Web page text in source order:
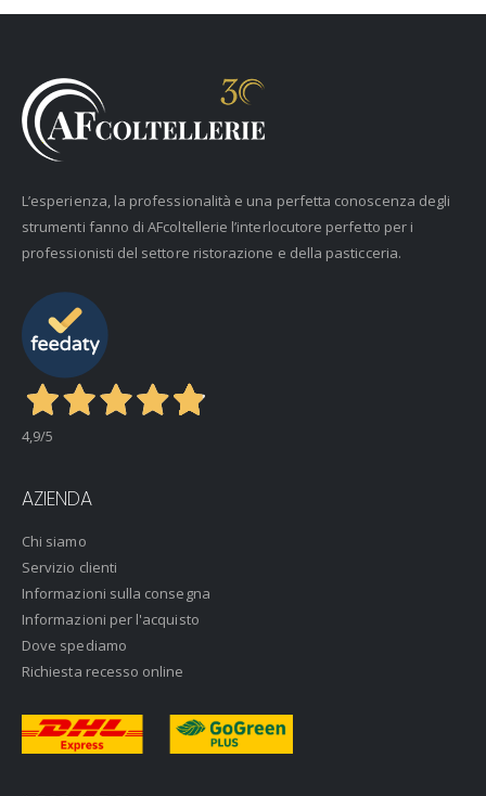
L’esperienza, la professionalità e una perfetta conoscenza degli
strumenti fanno di AFcoltellerie l’interlocutore perfetto per i
professionisti del settore ristorazione e della pasticceria.
4,9/5
AZIENDA
Chi siamo
Servizio clienti
Informazioni sulla consegna
Informazioni per l'acquisto
Dove spediamo
Richiesta recesso online